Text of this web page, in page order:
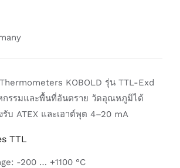
KOBOLD รุ่น TTL-Exd
กรรมและพื้นที่อันตราย วัดอุณหภูมิได้
รับ ATEX และเอาต์พุต 4–20 mA
TTL
-200 … +1100 °C